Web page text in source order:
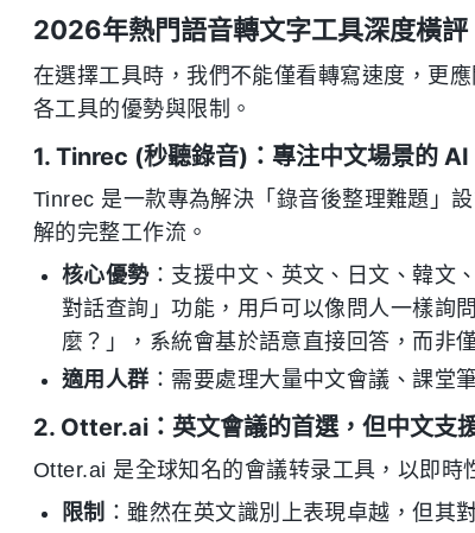
2026年熱門語音轉文字工具深度橫評
在選擇工具時，我們不能僅看轉寫速度，更
各工具的優勢與限制。
1. Tinrec (秒聽錄音)：專注中文場景的 AI
Tinrec 是一款專為解決「錄音後整理難題」
解的完整工作流。
核心優勢：支援中文、英文、日文、韓文
對話查詢」功能，用戶可以像問人一樣詢
麼？」，系統會基於語意直接回答，而非
適用人群 ：需要處理大量中文會議、課堂
2. Otter.ai：英文會議的首選，但中文支
Otter.ai 是全球知名的會議转录工具，以即時
限制 ：雖然在英文識別上表現卓越，但其